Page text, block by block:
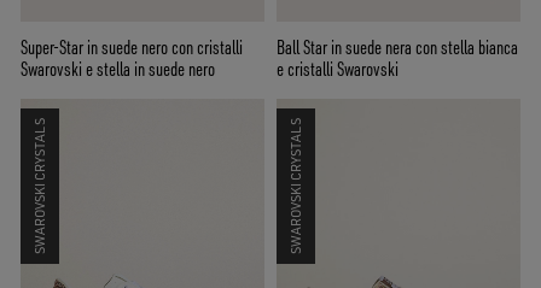
Super-Star in suede nero con cristalli
Swarovski e stella in suede nero
Ball Star in suede nera con stella bianca
e cristalli Swarovski
SWAROVSKI CRYSTALS SWAROVSKI CRYSTALS